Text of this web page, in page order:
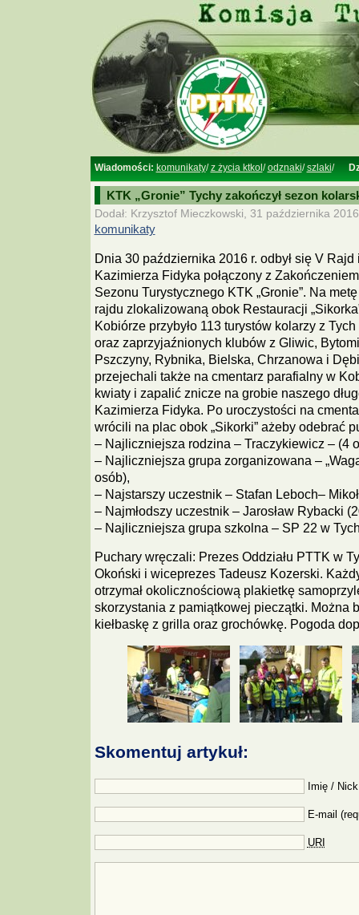
Wiadomości: komunikaty/z życia ktkol /odznaki/szlaki/
KTK „Gronie” Tychy zakończył sezon
Dodał: Krzysztof Mieczkowski, 31 października
komunikaty
Dnia 30 października 2016 r. odbył się V Rajd
Kazimierza Fidyka połączony z Zakończeniem
Sezonu Turystycznego KTK „Gronie”. Na metę
rajdu zlokalizowaną obok Restauracji
Kobiórze przybyło 113 turystów kolarzy z Tych
oraz zaprzyjaźnionych klubów z Gliwic,
Pszczyny, Rybnika, Bielska, Chrzanowa i
przejechali także na cmentarz parafialny w
kwiaty i zapalić znicze na grobie naszego
Kazimierza Fidyka. Po uroczystości na
wrócili na plac obok „Sikorki” ażeby odebrać
– Najliczniejsza rodzina – Traczykiewicz – (4
– Najliczniejsza grupa zorganizowana –
osób),
– Najstarszy uczestnik – Stafan Leboch–
– Najmłodszy uczestnik – Jarosław Rybacki
– Najliczniejsza grupa szkolna – SP 22 w
Puchary wręczali: Prezes Oddziału PTTK w
Okoński i wiceprezes Tadeusz Kozerski.
otrzymał okolicznościową plakietkę
skorzystania z pamiątkowej pieczątki. Można
kiełbaskę z grilla oraz grochówkę. Pogoda
Skomentuj artykuł:
Imię /
E-mail
URI